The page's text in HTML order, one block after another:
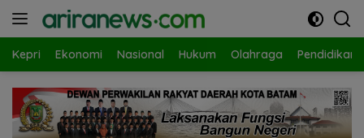
Kepri Ekonomi Nasional Hukum Olahraga Pendidikan